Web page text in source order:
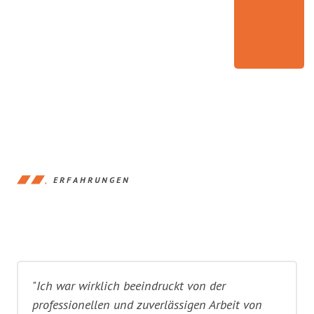
ERFAHRUNGEN
"Ich war wirklich beeindruckt von der
professionellen und zuverlässigen Arbeit von